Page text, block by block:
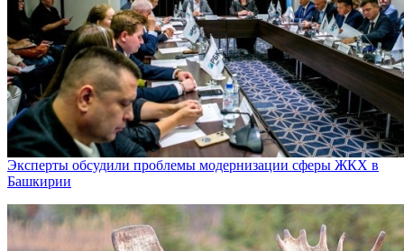
Эксперты обсудили проблемы модернизации сферы ЖКХ в
Башкирии